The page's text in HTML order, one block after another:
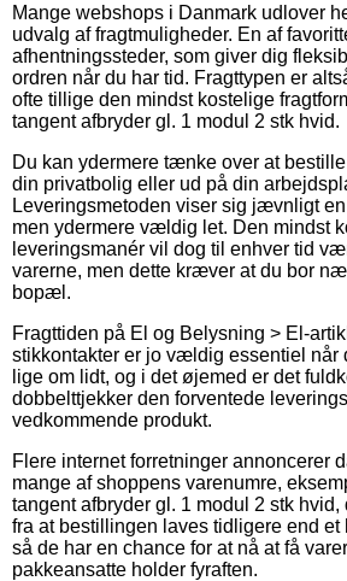
Mange webshops i Danmark udlover
udvalg af fragtmuligheder. En af
afhentningssteder, som giver dig
ordren når du har tid. Fragttypen er
ofte tillige den mindst kostelige
tangent afbryder gl. 1 modul 2 stk hvid.
Du kan ydermere tænke over at
din privatbolig eller ud på din
Leveringsmetoden viser sig jævnligt
men ydermere vældig let. Den mindst
leveringsmanér vil dog til enhver tid
varerne, men dette kræver at du bor
bopæl.
Fragttiden på El og Belysning > El-
stikkontakter er jo vældig essentiel når
lige om lidt, og i det øjemed er det
dobbelttjekker den forventede
vedkommende produkt.
Flere internet forretninger annoncerer
mange af shoppens varenumre,
tangent afbryder gl. 1 modul 2 stk hvid,
fra at bestillingen laves tidligere end
så de har en chance for at nå at få
pakkeansatte holder fyraften.